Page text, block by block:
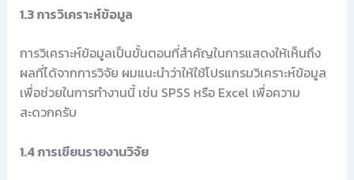
1.3 การวิเคราะห์ข้อมูล
การวิเคราะห์ข้อมูลเป็นขั้นตอนที่สำคัญในการแสดงให้เห็นถึง
ผลที่ได้จากการวิจัย ผมแนะนำว่าให้ใช้โปรแกรมวิเคราะห์ข้อมูล
เพื่อช่วยในการทำงานนี้ เช่น SPSS หรือ Excel เพื่อความ
สะดวกครับ
1.4 การเขียนรายงานวิจัย